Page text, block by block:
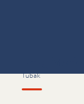
Tubak